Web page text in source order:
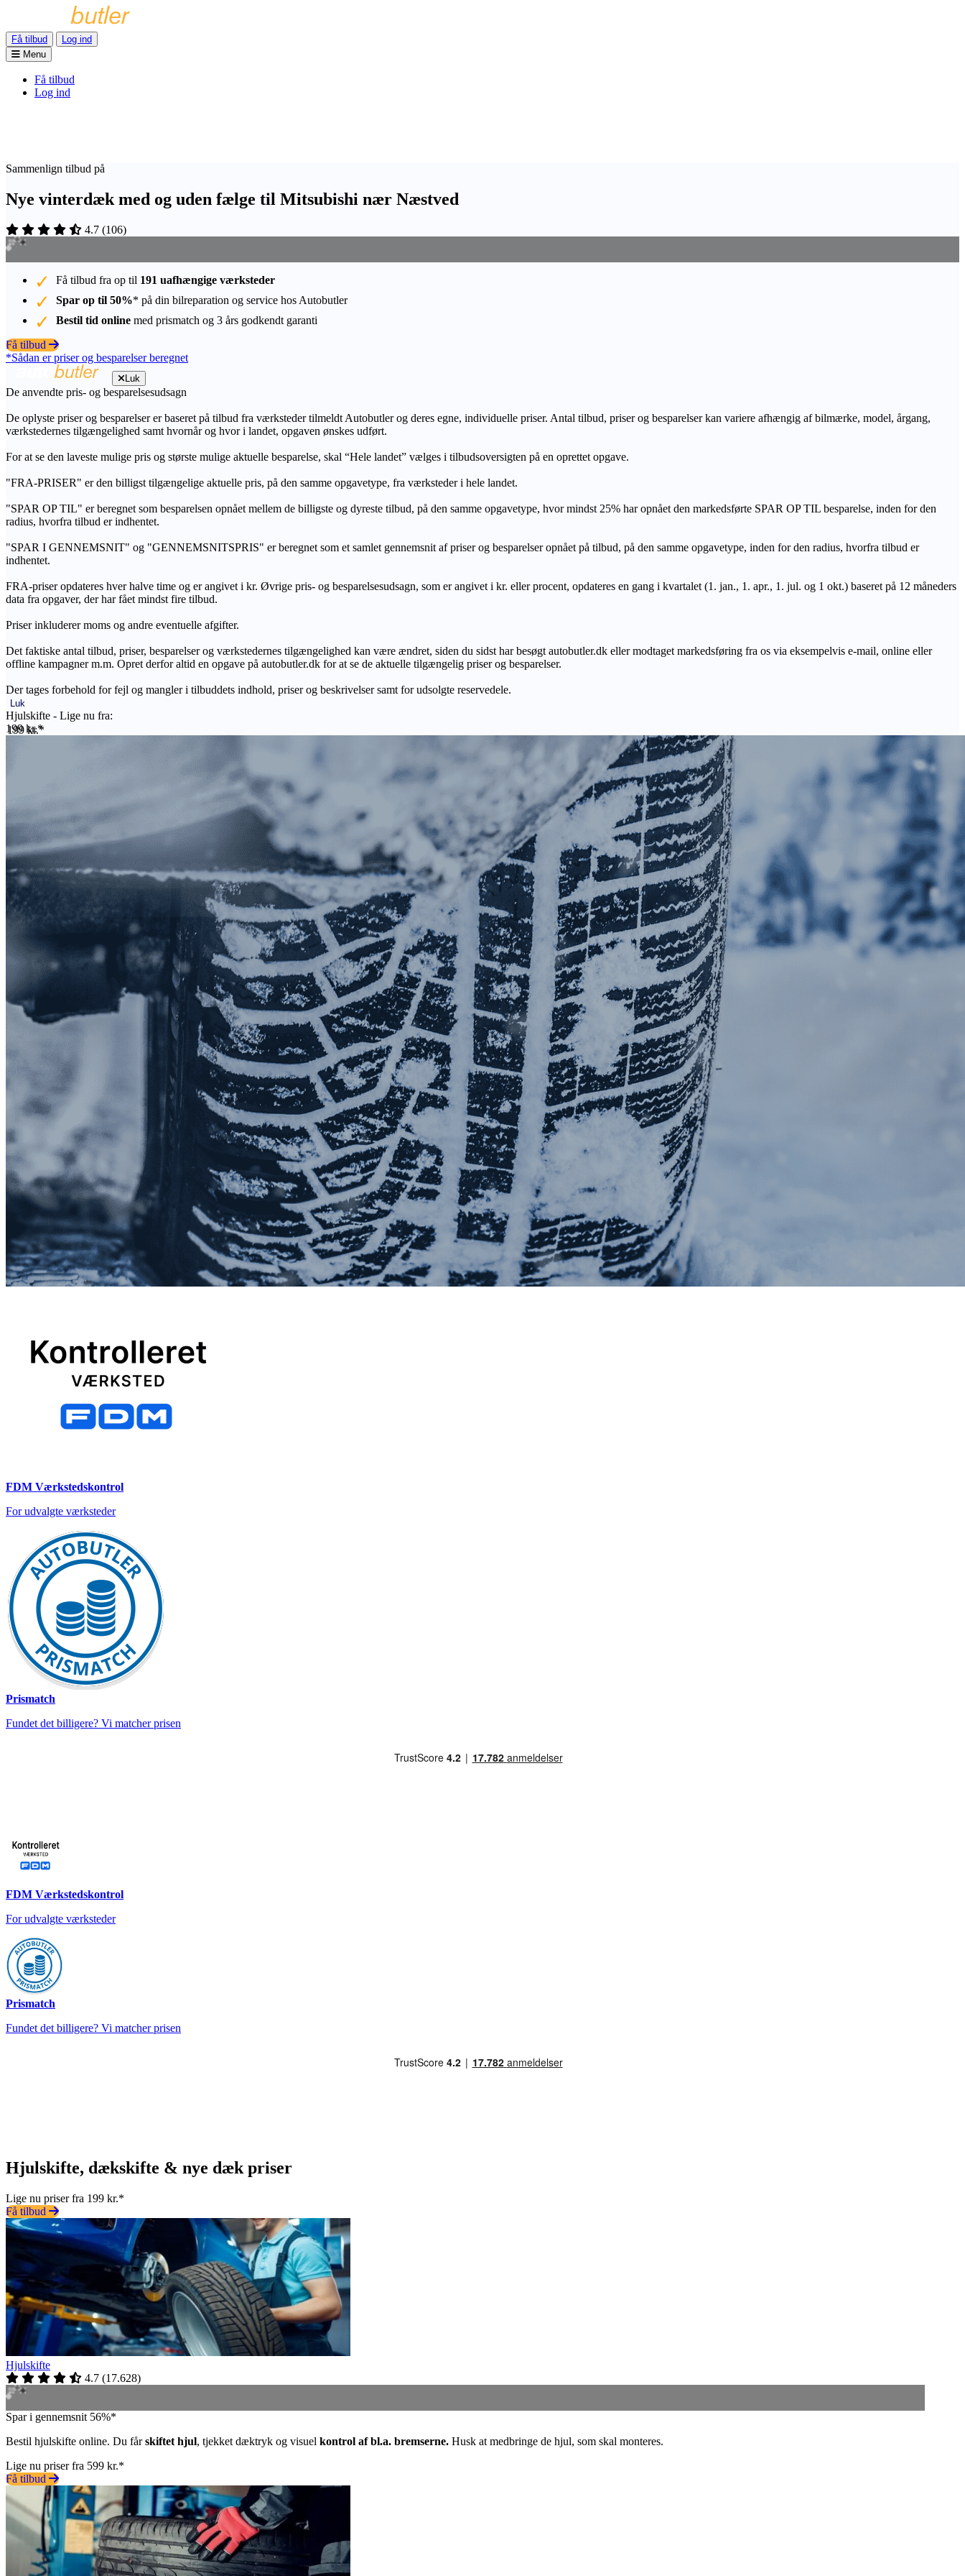
Få tilbud
Log ind
Menu
Få tilbud
Log ind
Sammenlign tilbud på
Nye vinterdæk med og uden fælge til Mitsubishi nær Næstved
4.7 (106)
Få tilbud fra op til 191 uafhængige værksteder
Spar op til 50%* på din bilreparation og service hos Autobutler
Bestil tid online med prismatch og 3 års godkendt garanti
Få tilbud
*Sådan er priser og besparelser beregnet
Luk
De anvendte pris- og besparelsesudsagn
De oplyste priser og besparelser er baseret på tilbud fra værksteder tilmeldt Autobutler og deres egne, individuelle priser. Antal tilbud, priser og besparelser kan variere afhængig af bilmærke, model, årgang,
værkstedernes tilgængelighed samt hvornår og hvor i landet, opgaven ønskes udført.
For at se den laveste mulige pris og største mulige aktuelle besparelse, skal “Hele landet” vælges i tilbudsoversigten på en oprettet opgave.
"FRA-PRISER" er den billigst tilgængelige aktuelle pris, på den samme opgavetype, fra værksteder i hele landet.
"SPAR OP TIL" er beregnet som besparelsen opnået mellem de billigste og dyreste tilbud, på den samme opgavetype, hvor mindst 25% har opnået den markedsførte SPAR OP TIL besparelse, inden for den
radius, hvorfra tilbud er indhentet.
"SPAR I GENNEMSNIT" og "GENNEMSNITSPRIS" er beregnet som et samlet gennemsnit af priser og besparelser opnået på tilbud, på den samme opgavetype, inden for den radius, hvorfra tilbud er
indhentet.
FRA-priser opdateres hver halve time og er angivet i kr. Øvrige pris- og besparelsesudsagn, som er angivet i kr. eller procent, opdateres en gang i kvartalet (1. jan., 1. apr., 1. jul. og 1 okt.) baseret på 12 måneders
data fra opgaver, der har fået mindst fire tilbud.
Priser inkluderer moms og andre eventuelle afgifter.
Det faktiske antal tilbud, priser, besparelser og værkstedernes tilgængelighed kan være ændret, siden du sidst har besøgt autobutler.dk eller modtaget markedsføring fra os via eksempelvis e-mail, online eller
offline kampagner m.m. Opret derfor altid en opgave på autobutler.dk for at se de aktuelle tilgængelig priser og besparelser.
Der tages forbehold for fejl og mangler i tilbuddets indhold, priser og beskrivelser samt for udsolgte reservedele.
Luk
Hjulskifte - Lige nu fra:
199 kr.*
FDM Værkstedskontrol
For udvalgte værksteder
Prismatch
Fundet det billigere? Vi matcher prisen
FDM Værkstedskontrol
For udvalgte værksteder
Prismatch
Fundet det billigere? Vi matcher prisen
Hjulskifte, dækskifte & nye dæk priser
Lige nu priser fra 199 kr.*
Få tilbud
Hjulskifte
4.7 (17.628)
Spar i gennemsnit 56%*
Bestil hjulskifte online. Du fårskiftet hjul, tjekket dæktryk og visuel kontrol af bl.a. bremserne. Husk at medbringe de hjul, som skal monteres.
Lige nu priser fra 599 kr.*
Få tilbud